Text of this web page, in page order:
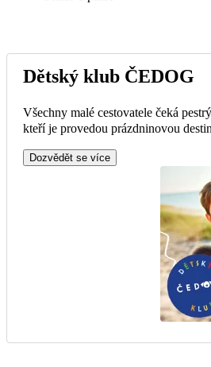
Dětský klub ČEDOG
Všechny malé cestovatele čeká
kteří je provedou prázdninovou
Dozvědět se více